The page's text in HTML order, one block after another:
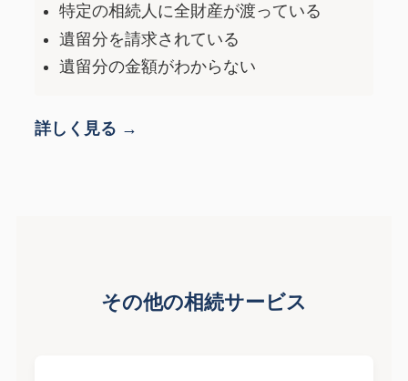
特定の相続人に全財産が渡っている
遺留分を請求されている
遺留分の金額がわからない
詳しく見る →
その他の相続サービス